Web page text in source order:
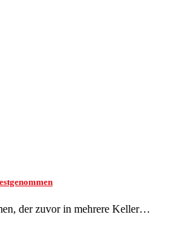
der zuvor in mehrere Keller…